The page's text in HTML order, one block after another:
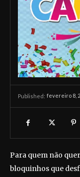
Published: fevereiro 8,
Para quem não
bloquinhos que